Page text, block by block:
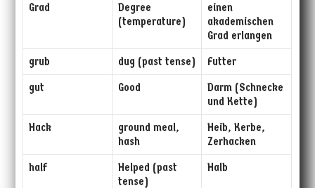
Grad
Degree
(temperature)
einen
akademischen
Grad erlangen
grub
dug (past tense)
Futter
gut
Good
Darm (Schnecke
und Kette)
Hack
ground meal,
hash
Heib, Kerbe,
Zerhacken
half
Helped (past
tense)
Halb